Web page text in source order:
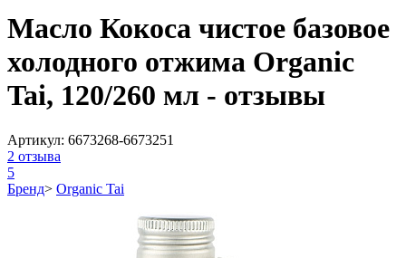
Масло Кокоса чистое базовое
холодного отжима Organic
Tai, 120/260 мл - отзывы
Артикул: 6673268-6673251
2 отзыва
5
Бренд> Organic Tai